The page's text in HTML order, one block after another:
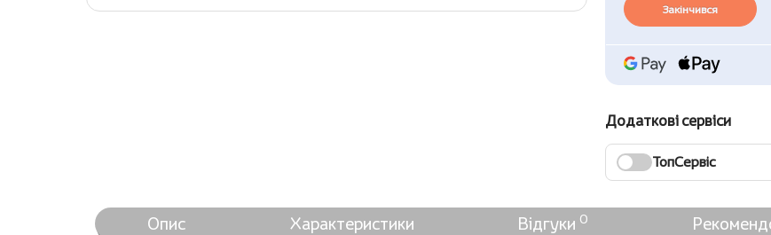
Закінчився
Додаткові сервіси
ТопСервіс
Опис Характеристики Відгуки 0